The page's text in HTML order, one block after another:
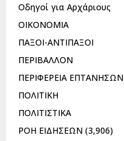
Οδηγοί για Αρχάριους
ΟΙΚΟΝΟΜΙΑ
ΠΑΞΟΙ-ΑΝΤΙΠΑΞΟΙ
ΠΕΡΙΒΑΛΛΟΝ
ΠΕΡΙΦΕΡΕΙΑ ΕΠΤΑΝΗΣΩΝ
ΠΟΛΙΤΙΚΗ
ΠΟΛΙΤΙΣΤΙΚΑ
ΡΟΗ ΕΙΔΗΣΕΩΝ (3,906)